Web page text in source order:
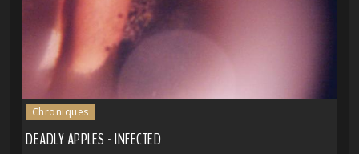
Chroniques
DEADLY APPLES - INFECTED